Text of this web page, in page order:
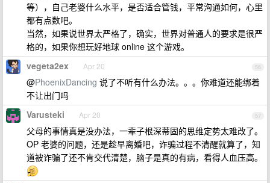
等），自己老婆什么水平，是否适合管钱，平常沟通如何，心里
都有点数吧。
当然，如果说世界太严格了，确实，世界对普通人的要求是很严
格的，如果你想玩好地球 online 这个游戏。
56
vegeta2ex Apr 20
@PhoenixDancing 说了不听有什么办法。。。你难道还能绑着
不让出门吗
57
Varusteki Apr 20
父母的事情真是没办法，一辈子根深蒂固的思维定势太难改了。
OP 老婆的问题，还是趁早离婚吧，诈骗过程不清醒就算了，知
道被诈骗了还不肯交代清楚，脑子是真的有病，看得人血压高。